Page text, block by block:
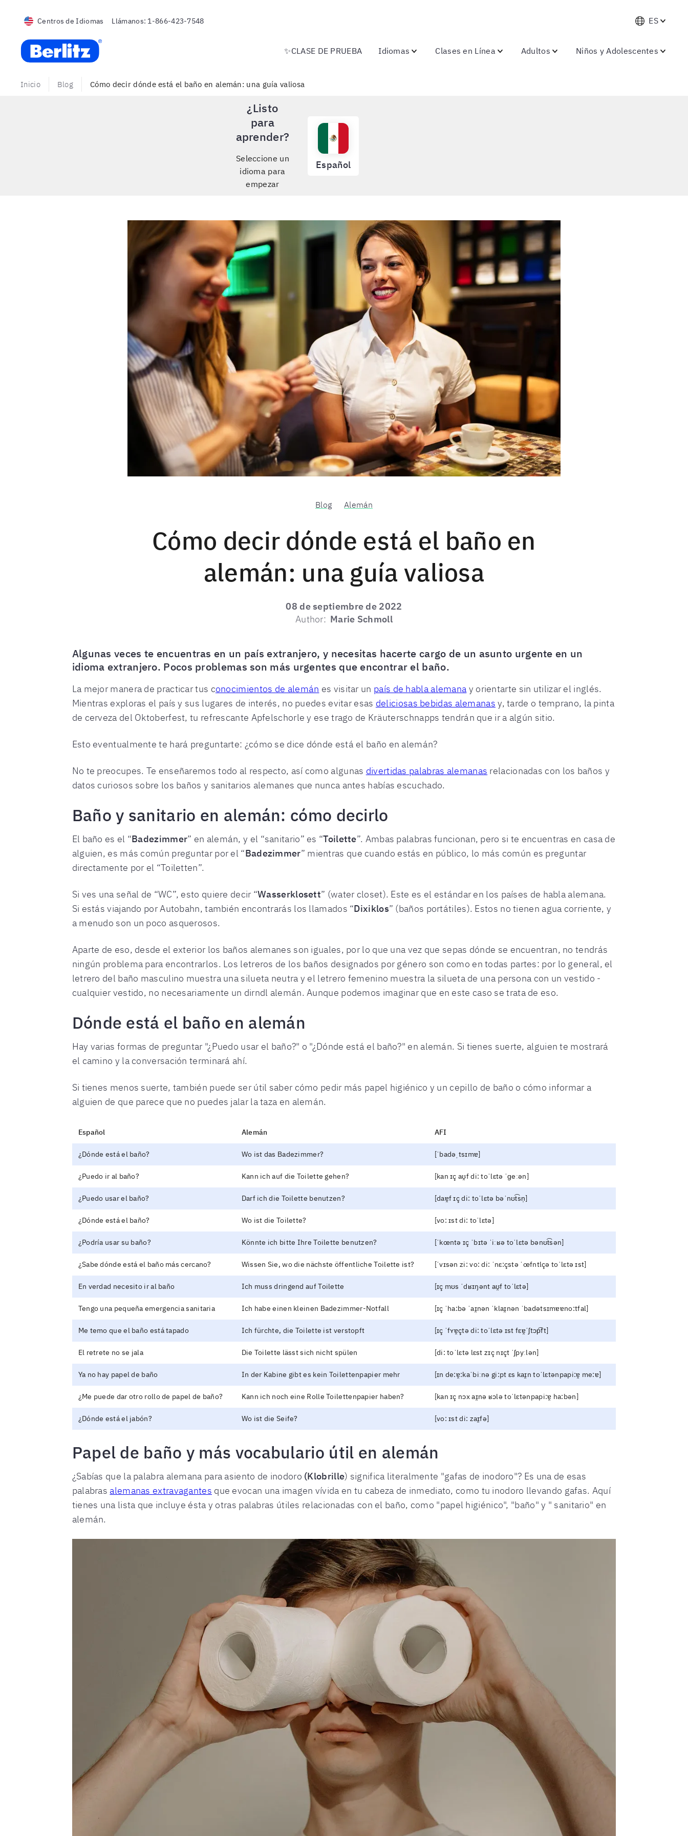
Centros de Idiomas Llámanos: 1-866-423-7548 ES
Berlitz USA
✨CLASE DE PRUEBA Idiomas Clases en Línea Adultos Niños y Adolescentes
Inicio Blog Cómo decir dónde está el baño en alemán: una guía valiosa
¿Listo
para
aprender?
Seleccione un
idioma para
empezar
Español
Blog Alemán
Cómo decir dónde está el baño en
alemán: una guía valiosa
08 de septiembre de 2022
Author: Marie Schmoll
Algunas veces te encuentras en un país extranjero, y necesitas hacerte cargo de un asunto urgente en un
idioma extranjero. Pocos problemas son más urgentes que encontrar el baño.
La mejor manera de practicar tus conocimientos de alemán es visitar un país de habla alemana y orientarte sin utilizar el inglés.
Mientras exploras el país y sus lugares de interés, no puedes evitar esas deliciosas bebidas alemanas y, tarde o temprano, la pinta
de cerveza del Oktoberfest, tu refrescante Apfelschorle y ese trago de Kräuterschnapps tendrán que ir a algún sitio.
Esto eventualmente te hará preguntarte: ¿cómo se dice dónde está el baño en alemán?
No te preocupes. Te enseñaremos todo al respecto, así como algunas divertidas palabras alemanas relacionadas con los baños y
datos curiosos sobre los baños y sanitarios alemanes que nunca antes habías escuchado.
Baño y sanitario en alemán: cómo decirlo
El baño es el “Badezimmer” en alemán, y el “sanitario” es “Toilette”. Ambas palabras funcionan, pero si te encuentras en casa de
alguien, es más común preguntar por el “Badezimmer” mientras que cuando estás en público, lo más común es preguntar
directamente por el “Toiletten”.
Si ves una señal de “WC”, esto quiere decir “Wasserklosett” (water closet). Este es el estándar en los países de habla alemana.
Si estás viajando por Autobahn, también encontrarás los llamados “Dixiklos” (baños portátiles). Estos no tienen agua corriente, y
a menudo son un poco asquerosos.
Aparte de eso, desde el exterior los baños alemanes son iguales, por lo que una vez que sepas dónde se encuentran, no tendrás
ningún problema para encontrarlos. Los letreros de los baños designados por género son como en todas partes: por lo general, el
letrero del baño masculino muestra una silueta neutra y el letrero femenino muestra la silueta de una persona con un vestido -
cualquier vestido, no necesariamente un dirndl alemán. Aunque podemos imaginar que en este caso se trata de eso.
Dónde está el baño en alemán
Hay varias formas de preguntar "¿Puedo usar el baño?" o "¿Dónde está el baño?" en alemán. Si tienes suerte, alguien te mostrará
el camino y la conversación terminará ahí.
Si tienes menos suerte, también puede ser útil saber cómo pedir más papel higiénico y un cepillo de baño o cómo informar a
alguien de que parece que no puedes jalar la taza en alemán.
Español Alemán AFI
¿Dónde está el baño? Wo ist das Badezimmer? [ˈbadəˌtsɪmɐ]
¿Puedo ir al baño? Kann ich auf die Toilette gehen? [kan ɪç aʊ̯f di: toˈlɛtə ˈɡeːən]
¿Puedo usar el baño? Darf ich die Toilette benutzen? [daɐ̯f ɪç di: toˈlɛtə bəˈnʊt͡sn̩]
¿Dónde está el baño? Wo ist die Toilette? [vo: ɪst di: toˈlɛtə]
¿Podría usar su baño? Könnte ich bitte Ihre Toilette benutzen? [ˈkœntə ɪç ˈbɪtə ˈiːʁə toˈlɛtə bənʊt͡sən]
¿Sabe dónde está el baño más cercano? Wissen Sie, wo die nächste öffentliche Toilette ist? [ˈvɪsən zi: vo: di: ˈnɛ:çstə ˈœfntlçə toˈlɛtə ɪst]
En verdad necesito ir al baño Ich muss dringend auf Toilette [ɪç mʊs ˈdʁɪŋənt aʊ̯f toˈlɛtə]
Tengo una pequeña emergencia sanitaria Ich habe einen kleinen Badezimmer-Notfall [ɪç ˈha:bə ˈaɪ̯nən ˈklaɪ̯nən ˈbadətsɪmɐɐno:tfal]
Me temo que el baño está tapado Ich fürchte, die Toilette ist verstopft [ɪç ˈfʏɐ̯çtə di: toˈlɛtə ɪst fɛɐ̯ˈʃtɔp͡ft]
El retrete no se jala Die Toilette lässt sich nicht spülen [di: toˈlɛtə lɛst zɪç nɪçt ˈʃpyːlən]
Ya no hay papel de baño In der Kabine gibt es kein Toilettenpapier mehr [ɪn de:ɐ̯:kaˈbiːnə gi:pt ɛs kaɪ̯n toˈlɛtənpapi:ɐ̯ me:ɐ]
¿Me puede dar otro rollo de papel de baño? Kann ich noch eine Rolle Toilettenpapier haben? [kan ɪç nɔx aɪ̯nə ʁɔlə toˈlɛtənpapi:ɐ̯ ha:bən]
¿Dónde está el jabón? Wo ist die Seife? [vo: ɪst di: zaɪ̯fə]
Papel de baño y más vocabulario útil en alemán
¿Sabías que la palabra alemana para asiento de inodoro (Klobrille) significa literalmente "gafas de inodoro"? Es una de esas
palabras alemanas extravagantes que evocan una imagen vívida en tu cabeza de inmediato, como tu inodoro llevando gafas. Aquí
tienes una lista que incluye ésta y otras palabras útiles relacionadas con el baño, como "papel higiénico", "baño" y " sanitario" en
alemán.